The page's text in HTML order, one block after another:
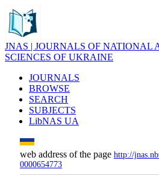
JNAS | JOURNALS OF NATIONAL
SCIENCES OF UKRAINE
JOURNALS
BROWSE
SEARCH
SUBJECTS
LibNAS UA
web address of the page http://
0000654773